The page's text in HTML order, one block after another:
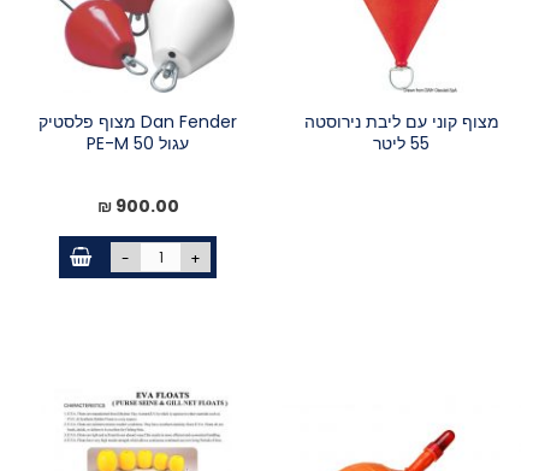
מצוף קוני עם ליבת נירוסטה
55 ליטר
Dan Fender מצוף פלסטיק
עגול PE-M 50
900.00 ₪
- +